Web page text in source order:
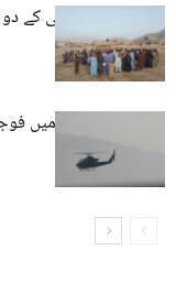
کوئٹہ: راجی مُچی کے
آگاہی مہم
زامران اور بلیدہ میں